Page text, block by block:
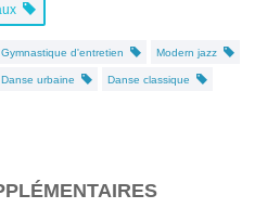
Gymnastique d'entretien Modern jazz
Danse urbaine Danse classique